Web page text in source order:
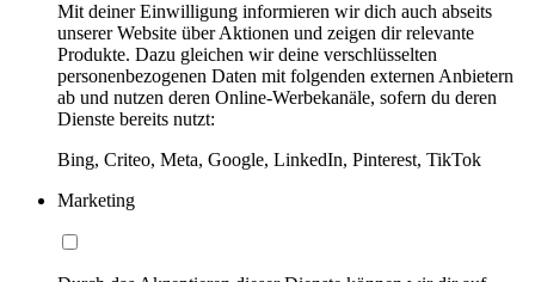
Mit deiner Einwilligung informieren wir dich auch abseits
unserer Website über Aktionen und zeigen dir relevante
Produkte. Dazu gleichen wir deine verschlüsselten
personenbezogenen Daten mit folgenden externen Anbietern
ab und nutzen deren Online-Werbekanäle, sofern du deren
Dienste bereits nutzt:
Bing, Criteo, Meta, Google, LinkedIn, Pinterest, TikTok
Marketing